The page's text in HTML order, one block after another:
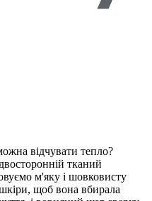
відчувати тепло?
тканий
м'яку і шовковисту
щоб вона вбирала